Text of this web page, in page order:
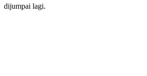
dijumpai lagi.